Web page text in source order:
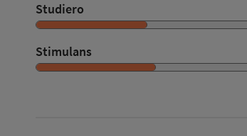
Studiero
Stimulans